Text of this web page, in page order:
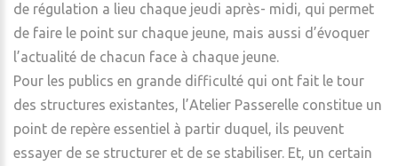
de régulation a lieu chaque jeudi après- midi, qui permet
de faire le point sur chaque jeune, mais aussi d’évoquer
l’actualité de chacun face à chaque jeune.
Pour les publics en grande difficulté qui ont fait le tour
des structures existantes, l’Atelier Passerelle constitue un
point de repère essentiel à partir duquel, ils peuvent
essayer de se structurer et de se stabiliser. Et, un certain